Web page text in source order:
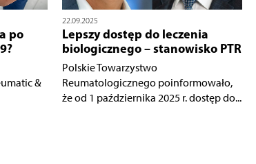
po
&
22.09.2025
Lepszy dostęp do leczenia
biologicznego – stanowisko PTR
Polskie Towarzystwo
Reumatologicznego poinformowało,
że od 1 października 2025 r. dostęp do...